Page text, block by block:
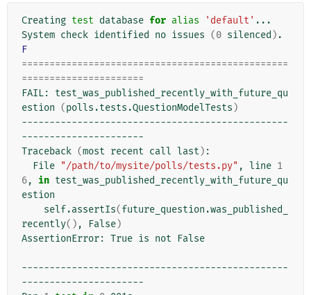
Creating test database for alias 'default' ...
System check identified no issues (0 silenced )
F
================================================
======================
FAIL: test_was_published_recently_with_future_qu
estion (polls.tests.QuestionModelTests )
------------------------------------------------
----------------------
Traceback (most recent call last ) :
  File
"/path/to/mysite/polls/tests.py" , line 1
6, in test_was_published_recently_with_future_qu
estion
    self.assertIs
(future_question.was_published_
recently() , False)
AssertionError: True is not False
------------------------------------------------
----------------------